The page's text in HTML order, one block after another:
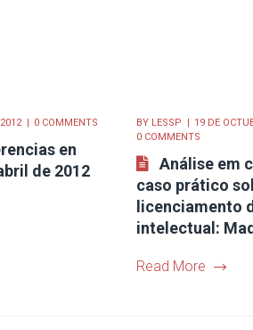
0 COMMENTS
en
de 2012
BY LESSP
19 DE
0 COMMENTS
Análise em
caso prático
licenciamento
intelectual:
Read More